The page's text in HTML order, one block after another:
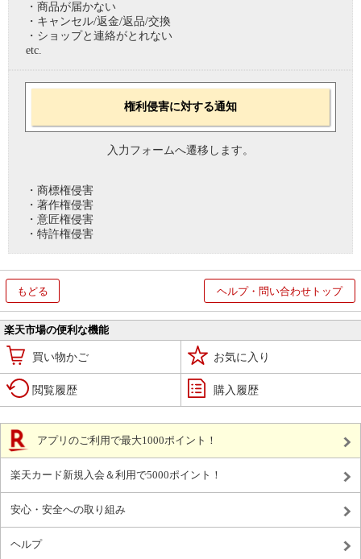
・商品が届かない
・キャンセル/返金/返品/交換
・ショップと連絡がとれない
etc.
権利侵害に対する通知
入力フォームへ遷移します。
・商標権侵害
・著作権侵害
・意匠権侵害
・特許権侵害
もどる ヘルプ・問い合わせトップ
楽天市場の便利な機能
買い物かご お気に入り
閲覧履歴 購入履歴
アプリのご利用で最大1000ポイント！
楽天カード新規入会＆利用で5000ポイント！
安心・安全への取り組み
ヘルプ